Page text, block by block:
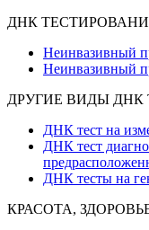
ДНК
Неинвазивный
Неинвазивный
ДРУГИЕ ВИДЫ ДНК
ДНК тест на
ДНК тест
ДНК тесты на
КРАСОТА,